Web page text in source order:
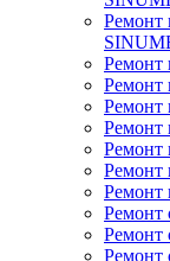
Ремонт
Ремонт
Ремонт
Ремонт
Ремонт
Ремонт
Ремонт
Ремонт
Ремонт
Ремонт
Ремонт